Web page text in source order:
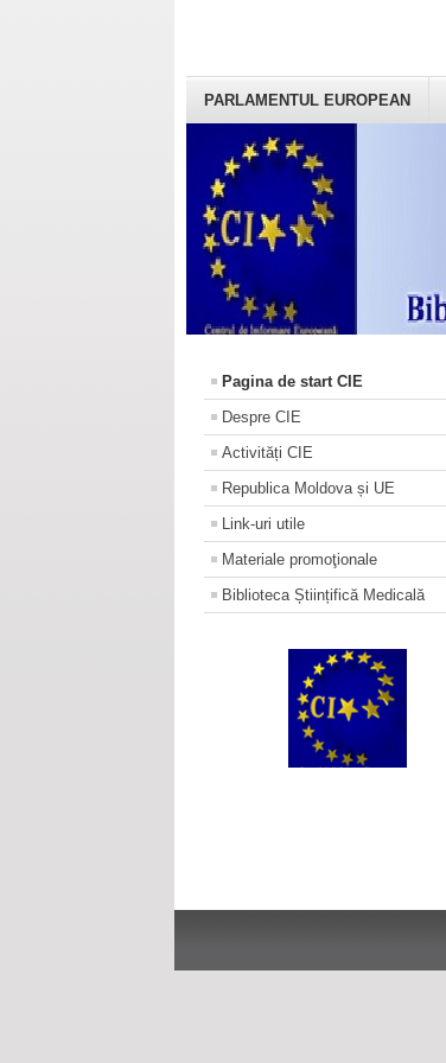
PARLAMENTUL EUROPEAN
Pagina de start CIE
Despre CIE
Activități CIE
Republica Moldova și UE
Link-uri utile
Materiale promoţionale
Biblioteca Științifică Medicală